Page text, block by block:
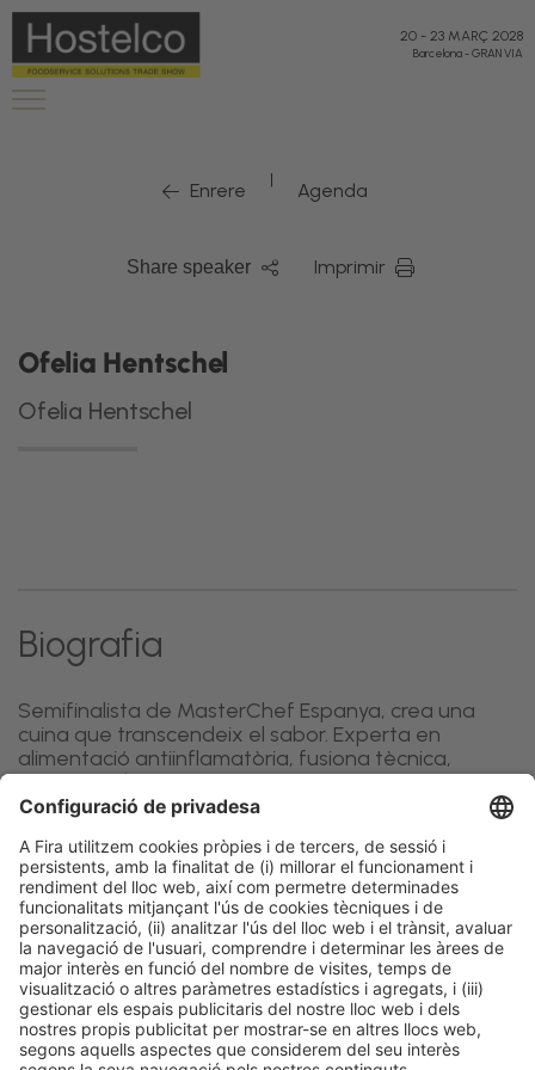
20 - 23 MARÇ 2028
Barcelona-GRAN VIA
Enrere | Agenda
Share speaker Imprimir
Ofelia Hentschel
Ofelia Hentschel
Biografia
Semifinalista de MasterChef Espanya, crea una
cuina que transcendeix el sabor. Experta en
alimentació antiinflamatòria, fusiona tècnica,
senzillesa i benestar en plats que nodreixen cos i
ment.